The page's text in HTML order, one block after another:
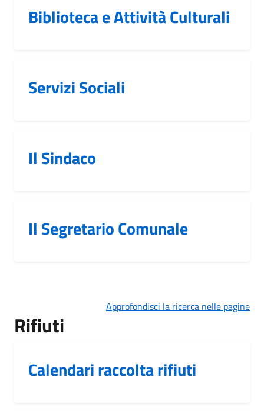
Biblioteca e Attività Culturali
Servizi Sociali
Il Sindaco
Il Segretario Comunale
Approfondisci la ricerca nelle pagine
Rifiuti
Calendari raccolta rifiuti